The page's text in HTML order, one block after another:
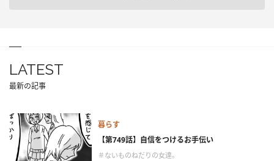
LATEST
最新の記事
暮らす
【第749話】自信をつけるお手伝い
＃ないものねだりの女達。